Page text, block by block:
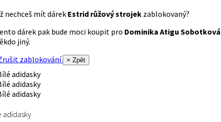
nechceš mít dárek Estrid růžový strojek zablokovaný?
dárek pak bude moci koupit pro Dominika Atigu Sobotková
jiný.
zablokování
× Zpět
adidasky